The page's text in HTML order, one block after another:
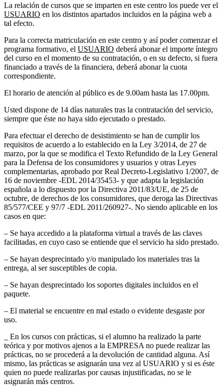
La relación de cursos que se imparten en este centro los puede ver el
USUARIO en los distintos apartados incluidos en la página web a
tal efecto.
Para la correcta matriculación en este centro y así poder comenzar el
programa formativo, el USUARIO deberá abonar el importe íntegro
del curso en el momento de su contratación, o en su defecto, si fuera
financiado a través de la financiera, deberá abonar la cuota
correspondiente.
El horario de atención al público es de 9.00am hasta las 17.00pm.
Usted dispone de 14 días naturales tras la contratación del servicio,
siempre que éste no haya sido ejecutado o prestado.
Para efectuar el derecho de desistimiento se han de cumplir los
requisitos de acuerdo a lo establecido en la Ley 3/2014, de 27 de
marzo, por la que se modifica el Texto Refundido de la Ley General
para la Defensa de los consumidores y usuarios y otras Leyes
complementarias, aprobado por Real Decreto-Legislativo 1/2007, de
16 de noviembre -EDL 2014/35453- y que adapta la legislación
española a lo dispuesto por la Directiva 2011/83/UE, de 25 de
octubre, de derechos de los consumidores, que deroga las Directivas
85/577/CEE y 97/7 -EDL 2011/260927-. No siendo aplicable en los
casos en que:
– Se haya accedido a la plataforma virtual a través de las claves
facilitadas, en cuyo caso se entiende que el servicio ha sido prestado.
– Se hayan desprecintado y/o manipulado los materiales tras la
entrega, al ser susceptibles de copia.
– Se hayan desprecintado los soportes digitales incluidos en el
paquete.
– El material se encuentre en mal estado o evidente desgaste por
uso.
_ En los cursos con prácticas, si el alumno ha realizado la parte
teórica y por motivos ajenos a la EMPRESA no puede realizar las
prácticas, no se procederá a la devolución de cantidad alguna. Así
mismo, las prácticas se asignarán una vez al USUARIO y si es éste
quien no puede realizarlas por causas injustificadas, no se le
asignarán más centros.